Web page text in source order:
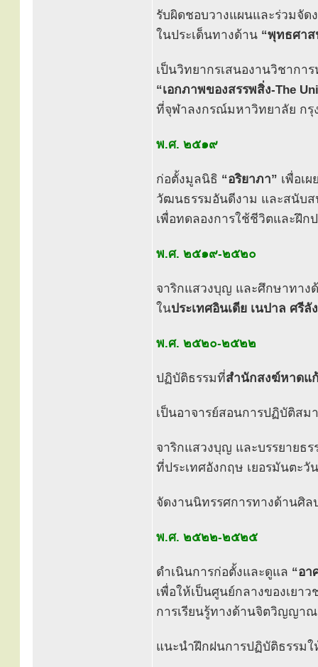
รับผิดชอบวางแผนและร่วมจั
ในประเด็นทางด้าน “พุทธศา
เป็นวิทยากรเสนองานวิชากา
“เอกภาพของสรรพสิ่ง-The
ที่จุฬาลงกรณ์มหาวิทยาลัย กรุ
พ.ศ. ๒๕๑๙
ก่อตั้งมูลนิธิ “อริยาภา” เพื่อเ
วัฒนธรรมอันดีงาม และสนับส
เพื่อทดลองการใช้ชีวิตและฝึ
พ.ศ. ๒๕๑๙-๒๕๒๐
จาริกแสวงบุญ และศึกษาทาง
ในประเทศอินเดีย เนปาล ศรี
พ.ศ. ๒๕๒๐-๒๕๒๒
ปฏิบัติธรรมที่สำนักสงฆ์หาดแ
เป็นอาจารย์สอนการปฏิบัติสม
จาริกแสวงบุญ และบรรยายธ
ที่ประเทศอังกฤษ เยอรมันตะวั
จัดงานนิทรรศการทางด้านศิล
พ.ศ. ๒๕๒๒-๒๕๒๕
ดำเนินการก่อตั้งและดูแล “อา
เพื่อให้เป็นศูนย์กลางของเย
การเรียนรู้ทางด้านจิตวิญญา
แนะนำฝึกฝนการปฏิบัติธรรม